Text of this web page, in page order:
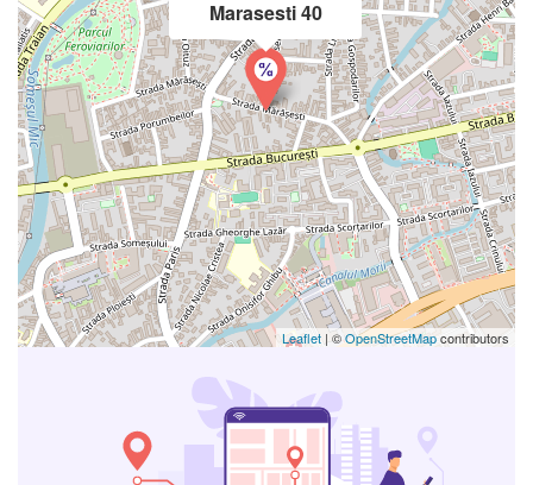
Marasesti 40
Leaflet | ©OpenStreetMapcontributors